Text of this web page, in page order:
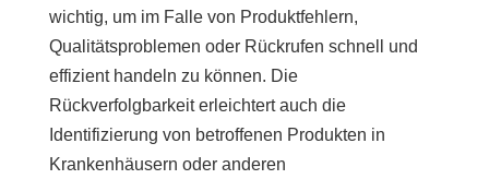
wichtig, um im Falle von Produktfehlern,
Qualitätsproblemen oder Rückrufen schnell und
effizient handeln zu können. Die
Rückverfolgbarkeit erleichtert auch die
Identifizierung von betroffenen Produkten in
Krankenhäusern oder anderen